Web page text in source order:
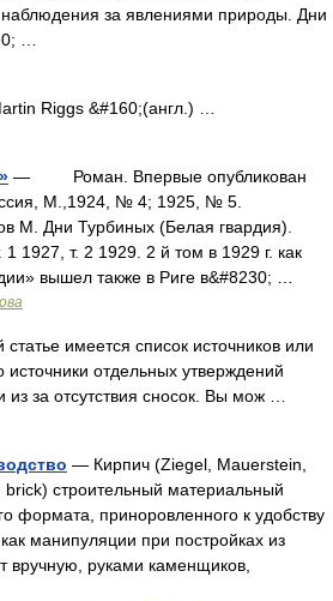
за явлениями природы. Дни
…
Riggs &#160;(англ.) …
— Роман. Впервые опубликован
М.,1924, № 4; 1925, № 5.
М. Дни Турбиных (Белая гвардия).
1927, т. 2 1929. 2 й том в 1929 г. как
вышел также в Риге в&#8230; …
имеется список источников или
отдельных утверждений
за отсутствия сносок. Вы мож …
— Кирпич (Ziegel, Mauerstein,
строительный материальный
формата, приноровленного к удобству
манипуляции при постройках из
вручную, руками каменщиков,